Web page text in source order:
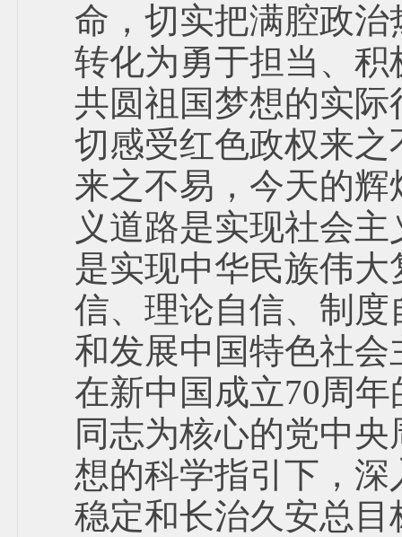
命，切实把满腔政
转化为勇于担当、
共圆祖国梦想的实
切感受红色政权来
来之不易，今天的
义道路是实现社会
是实现中华民族伟
信、理论自信、制
和发展中国特色社
在新中国成立70周
同志为核心的党中
想的科学指引下，
稳定和长治久安总